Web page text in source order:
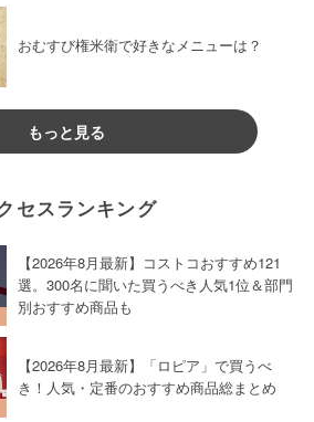
おむすび権米衛で好きなメニューは？
もっと見る
セスランキング
【2026年8月最新】コストコおすすめ121
選。300名に聞いた買うべき人気1位＆部門
別おすすめ商品も
【2026年8月最新】「ロピア」で買うべ
き！人気・定番のおすすめ商品総まとめ